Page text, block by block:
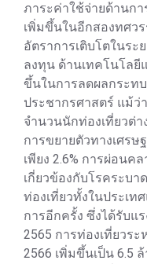
ภาระค่าใช้จ่ายด้านก
เพิ่มขึ้นในอีกสองทศว
อัตราการเติบโตในระ
ลงทุน ด้านเทคโนโล
ขึ้นในการลดผลกระท
ประชากรศาสตร์ แม้ว่
จำนวนนักท่องเที่ยวต่
การขยายตัวทางเศร
เพียง 2.6% การผ่อนค
เกี่ยวข้องกับโรคระบา
ท่องเที่ยวทั้งในประเท
การอีกครั้ง ซึ่งได้รับแ
2565 การท่องเที่ยวร
2566 เพิ่มขึ้นเป็น 6.5